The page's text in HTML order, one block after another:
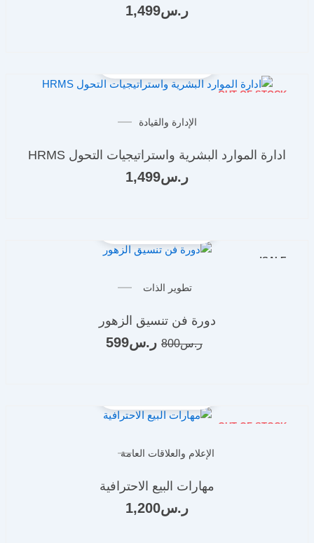
ر.س 1,499
OUT OF STOCK
الإدارة والقيادة
ادارة الموارد البشرية واستراتيجيات التحول HRMS
ر.س 1,499
SALE!
تطوير الذات
دورة فن تنسيق الزهور
ر.س800
السعر
هو:
ر.س800.
ر.س 599
ر.س599.
OUT OF STOCK
الإعلام والعلاقات العامة
مهارات البيع الاحترافية
ر.س 1,200